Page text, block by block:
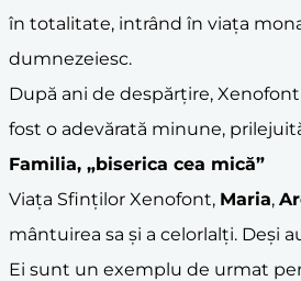
în totalitate, intrând în viața
dumnezeiesc.
După ani de despărțire, Xenofont
fost o adevărată minune,
Familia, „biserica cea mică”
Viața Sfinților Xenofont, Maria,
mântuirea sa și a celorlalți. Deși
Ei sunt un exemplu de urmat